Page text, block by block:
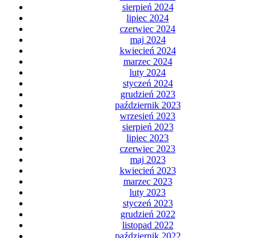
sierpień 2024
lipiec 2024
czerwiec 2024
maj 2024
kwiecień 2024
marzec 2024
luty 2024
styczeń 2024
grudzień 2023
październik 2023
wrzesień 2023
sierpień 2023
lipiec 2023
czerwiec 2023
maj 2023
kwiecień 2023
marzec 2023
luty 2023
styczeń 2023
grudzień 2022
listopad 2022